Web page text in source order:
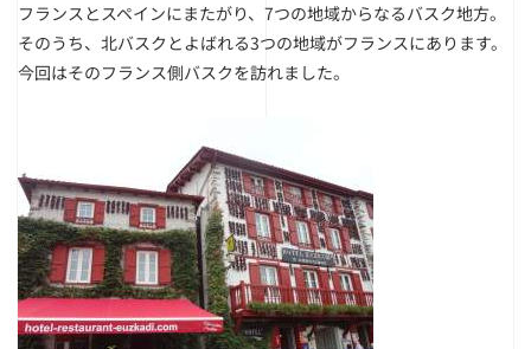
フランスとスペインにまたがり、7つの地域からなるバスク地方。
そのうち、北バスクとよばれる3つの地域がフランスにあります。
今回はそのフランス側バスクを訪れました。